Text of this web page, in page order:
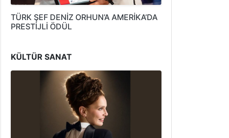
TÜRK ŞEF DENİZ ORHUN’A AMERİKA’DA
PRESTİJLİ ÖDÜL
KÜLTÜR SANAT